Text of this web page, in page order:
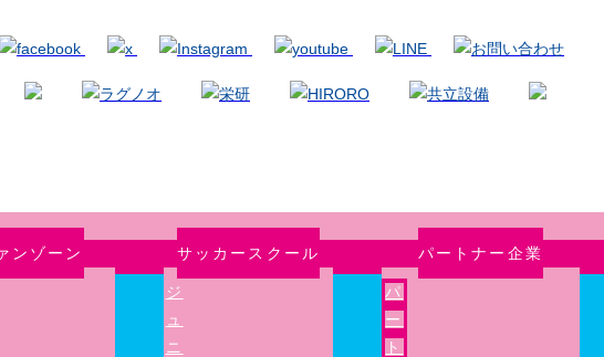
ンゾーン サッカースクール
ジ
ュ
ニ
パートナー企業
パ
ー
ト